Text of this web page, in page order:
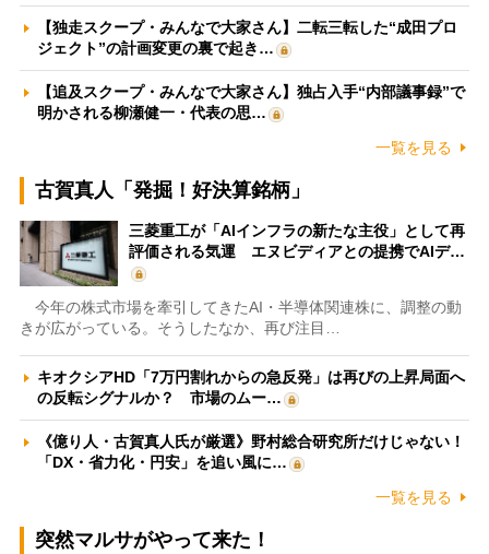
【独走スクープ・みんなで大家さん】二転三転した“成田プロ
ジェクト”の計画変更の裏で起き…
【追及スクープ・みんなで大家さん】独占入手“内部議事録”で
明かされる柳瀬健一・代表の思…
一覧を見る
古賀真人「発掘！好決算銘柄」
三菱重工が「AIインフラの新たな主役」として再
評価される気運 エヌビディアとの提携でAIデ…
今年の株式市場を牽引してきたAI・半導体関連株に、調整の動
きが広がっている。そうしたなか、再び注目…
キオクシアHD「7万円割れからの急反発」は再びの上昇局面へ
の反転シグナルか？ 市場のムー…
《億り人・古賀真人氏が厳選》野村総合研究所だけじゃない！
「DX・省力化・円安」を追い風に…
一覧を見る
突然マルサがやって来た！